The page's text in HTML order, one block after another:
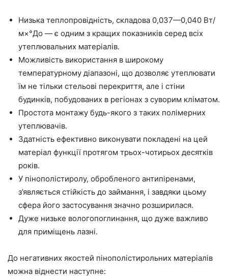
Низька теплопровідність, складова 0,037—0,040 Вт/
м×°До — є одним з кращих показників серед всіх
утеплювальних матеріалів.
Можливість використання в широкому
температурному діапазоні, що дозволяє утеплювати
їм не тільки стельові перекриття, але і стіни
будинків, побудованих в регіонах з суворим кліматом.
Простота монтажу будь-якого з таких полімерних
утеплювачів.
Здатність ефективно виконувати покладені на цей
матеріал функції протягом трьох-чотирьох десятків
років.
У пінополістиролу, обробленого антипіренами,
з’являється стійкість до займання, і завдяки цьому
сфера його застосування значно розширилася.
Дуже низьке вологопоглинання, що дуже важливо
для приміщень лазні.
До негативних якостей пінополістирольних матеріалів
можна віднести наступне: